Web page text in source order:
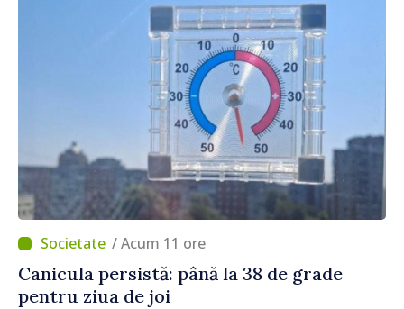
/ Acum 11 ore
Canicula persistă: până la 38 de grade
pentru ziua de joi